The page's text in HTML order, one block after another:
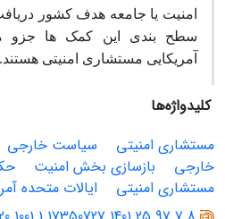
امنیت یا جامعه هدف کشور
سطح‏ بندی این کمک ‏ها جزو
آمریکایی مستشاری امنیتی هستند.
کلیدواژه‌ها
مستشاری امنیتی
سیاست خارجی
خارجی
بازسازی بخش امنیت
مستشاری امنیتی
ایالات متحده